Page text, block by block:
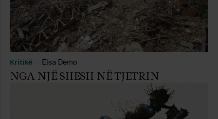
Kritikë Elsa Demo
NGA NJË SHESH NË TJETRIN